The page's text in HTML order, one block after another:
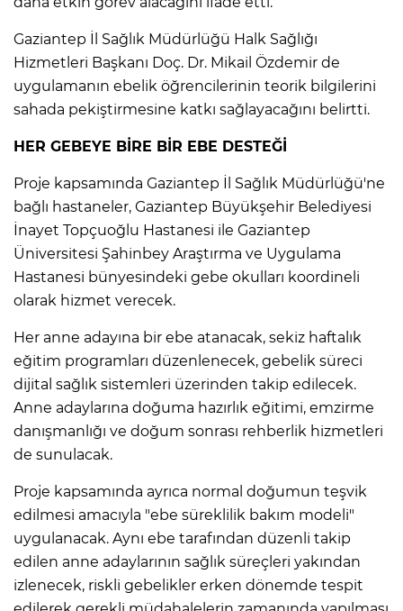
Gaziantep İl Sağlık Müdürlüğü Halk Sağlığı
Hizmetleri Başkanı Doç. Dr. Mikail Özdemir de
uygulamanın ebelik öğrencilerinin teorik bilgilerini
sahada pekiştirmesine katkı sağlayacağını belirtti.
HER GEBEYE BİRE BİR EBE DESTEĞİ
Proje kapsamında Gaziantep İl Sağlık Müdürlüğü'ne
bağlı hastaneler, Gaziantep Büyükşehir Belediyesi
İnayet Topçuoğlu Hastanesi ile Gaziantep
Üniversitesi Şahinbey Araştırma ve Uygulama
Hastanesi bünyesindeki gebe okulları koordineli
olarak hizmet verecek.
Her anne adayına bir ebe atanacak, sekiz haftalık
eğitim programları düzenlenecek, gebelik süreci
dijital sağlık sistemleri üzerinden takip edilecek.
Anne adaylarına doğuma hazırlık eğitimi, emzirme
danışmanlığı ve doğum sonrası rehberlik hizmetleri
de sunulacak.
Proje kapsamında ayrıca normal doğumun teşvik
edilmesi amacıyla "ebe süreklilik bakım modeli"
uygulanacak. Aynı ebe tarafından düzenli takip
edilen anne adaylarının sağlık süreçleri yakından
izlenecek, riskli gebelikler erken dönemde tespit